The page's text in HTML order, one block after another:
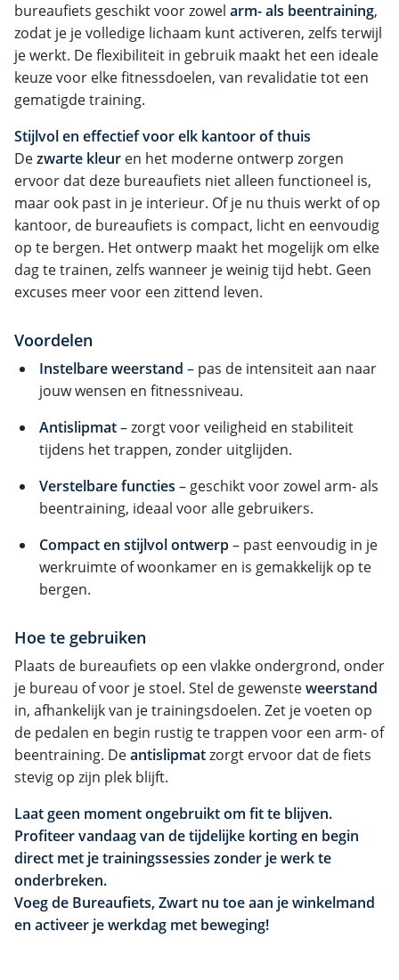
bureaufiets geschikt voor zowel arm- als beentraining,
zodat je je volledige lichaam kunt activeren, zelfs terwijl
je werkt. De flexibiliteit in gebruik maakt het een ideale
keuze voor elke fitnessdoelen, van revalidatie tot een
gematigde training.
Stijlvol en effectief voor elk kantoor of thuis
Dezwarte kleur en het moderne ontwerp zorgen
ervoor dat deze bureaufiets niet alleen functioneel is,
maar ook past in je interieur. Of je nu thuis werkt of op
kantoor, de bureaufiets is compact, licht en eenvoudig
op te bergen. Het ontwerp maakt het mogelijk om elke
dag te trainen, zelfs wanneer je weinig tijd hebt. Geen
excuses meer voor een zittend leven.
Voordelen
Instelbare weerstand – pas de intensiteit aan naar
jouw wensen en fitnessniveau.
Antislipmat– zorgt voor veiligheid en stabiliteit
tijdens het trappen, zonder uitglijden.
Verstelbare functies – geschikt voor zowel arm- als
beentraining, ideaal voor alle gebruikers.
Compact en stijlvol ontwerp– past eenvoudig in je
werkruimte of woonkamer en is gemakkelijk op te
bergen.
Hoe te gebruiken
Plaats de bureaufiets op een vlakke ondergrond, onder
je bureau of voor je stoel. Stel de gewensteweerstand
in, afhankelijk van je trainingsdoelen. Zet je voeten op
de pedalen en begin rustig te trappen voor een arm- of
beentraining. Deantislipmatzorgt ervoor dat de fiets
stevig op zijn plek blijft.
Laat geen moment ongebruikt om fit te blijven.
Profiteer vandaag van de tijdelijke korting en begin
direct met je trainingssessies zonder je werk te
onderbreken.
Voeg de Bureaufiets, Zwart nu toe aan je winkelmand
en activeer je werkdag met beweging!